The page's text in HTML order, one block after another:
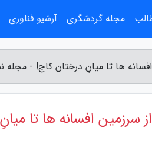
ها تا میانِ درختان کاج! - مجله
سرزمین افسانه ها تا
مجله گردشگری آرشیو فناوری